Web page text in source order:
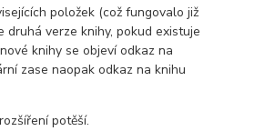
položek (což fungovalo již
druhá verze knihy, pokud existuje
knihy se objeví odkaz na
zase naopak odkaz na knihu
potěší.